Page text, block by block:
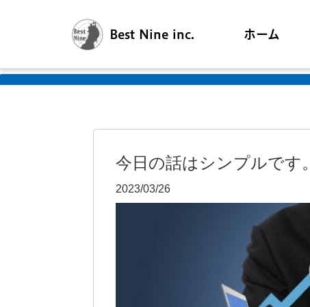
Best Nine inc. ホーム
今日の話はシンプルです。
2023/03/26